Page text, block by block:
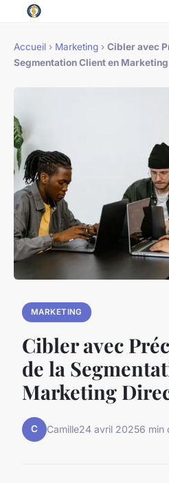
Accueil › Marketing › Cibler avec
Segmentation Client en
MARKETING
Cibler avec
de la
Marketing
C Camille24 avril 20256 min